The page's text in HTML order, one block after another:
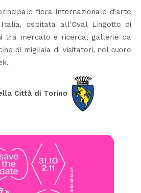
fiera internazionale d'arte
ospitata all'Oval Lingotto di
tra mercato e ricerca, gallerie da
di migliaia di visitatori, nel cuore
Città di Torino